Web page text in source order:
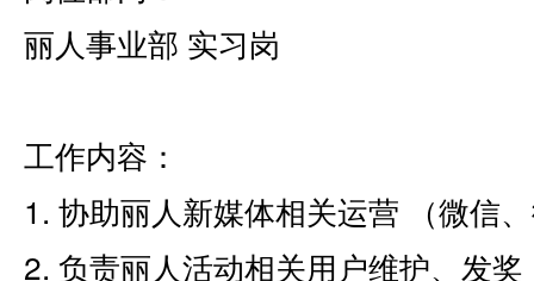
丽人事业部 实习岗
工作内容：
1. 协助丽人新媒体相关运营 （微信
2. 负责丽人活动相关用户维护、发奖